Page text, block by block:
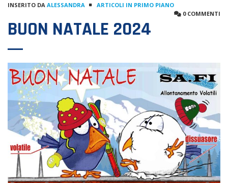
INSERITO DA ALESSANDRA
ARTICOLI IN PRIMO PIANO
0 COMMENTI
BUON NATALE 2024